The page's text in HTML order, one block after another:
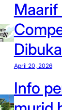
Maarif
April 20, 2026
Info